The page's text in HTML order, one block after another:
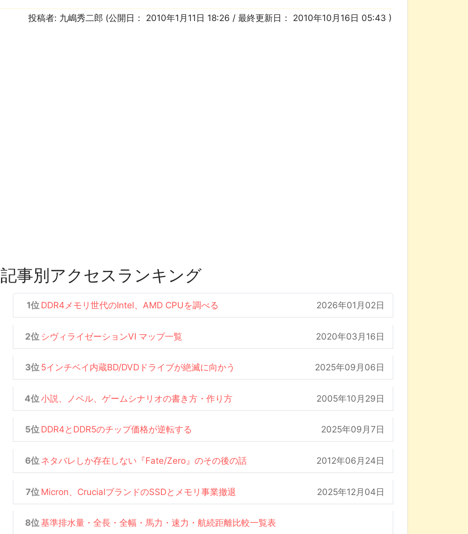
投稿者: 九嶋秀二郎 (公開日： 2010年1月11日 18:26 / 最終更新日： 2010年10月16日 05:43 )
記事別アクセスランキング
DDR4メモリ世代のIntel、AMD CPUを調べる 2026年01月02日
シヴィライゼーションVI マップ一覧 2020年03月16日
5インチベイ内蔵BD/DVDドライブが絶滅に向かう 2025年09月06日
小説、ノベル、ゲームシナリオの書き方・作り方 2005年10月29日
DDR4とDDR5のチップ価格が逆転する 2025年09月7日
ネタバレしか存在しない『Fate/Zero』のその後の話 2012年06月24日
Micron、CrucialブランドのSSDとメモリ事業撤退 2025年12月04日
基準排水量・全長・全幅・馬力・速力・航続距離比較一覧表